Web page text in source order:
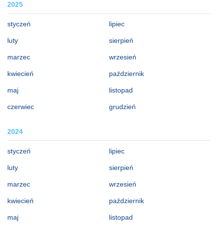
2025
styczeń
luty
marzec
kwiecień
maj
czerwiec
lipiec
sierpień
wrzesień
październik
listopad
grudzień
2024
styczeń
luty
marzec
kwiecień
maj
lipiec
sierpień
wrzesień
październik
listopad